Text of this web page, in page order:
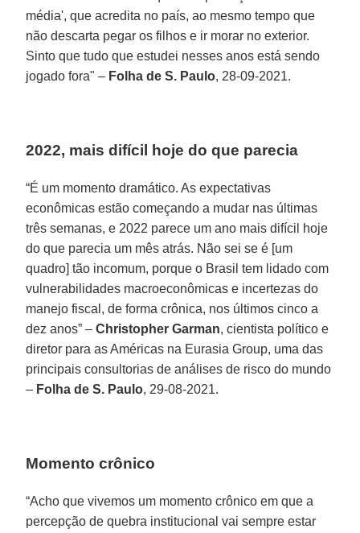
média', que acredita no país, ao mesmo tempo que
não descarta pegar os filhos e ir morar no exterior.
Sinto que tudo que estudei nesses anos está sendo
jogado fora" – Folha de S. Paulo, 28-09-2021.
2022, mais difícil hoje do que parecia
“É um momento dramático. As expectativas
econômicas estão começando a mudar nas últimas
três semanas, e 2022 parece um ano mais difícil hoje
do que parecia um mês atrás. Não sei se é [um
quadro] tão incomum, porque o Brasil tem lidado com
vulnerabilidades macroeconômicas e incertezas do
manejo fiscal, de forma crônica, nos últimos cinco a
dez anos” –Christopher Garman, cientista político e
diretor para as Américas na Eurasia Group, uma das
principais consultorias de análises de risco do mundo
– Folha de S. Paulo, 29-08-2021.
Momento crônico
“Acho que vivemos um momento crônico em que a
percepção de quebra institucional vai sempre estar